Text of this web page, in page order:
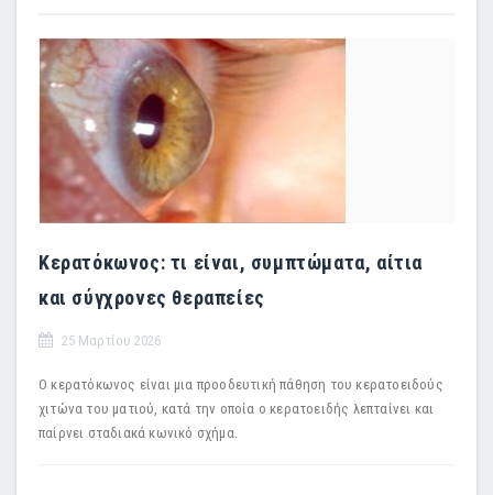
Κερατόκωνος: τι είναι, συμπτώματα, αίτια
και σύγχρονες θεραπείες
25 Μαρτίου 2026
Ο κερατόκωνος είναι μια προοδευτική πάθηση του κερατοειδούς
χιτώνα του ματιού, κατά την οποία ο κερατοειδής λεπταίνει και
παίρνει σταδιακά κωνικό σχήμα.